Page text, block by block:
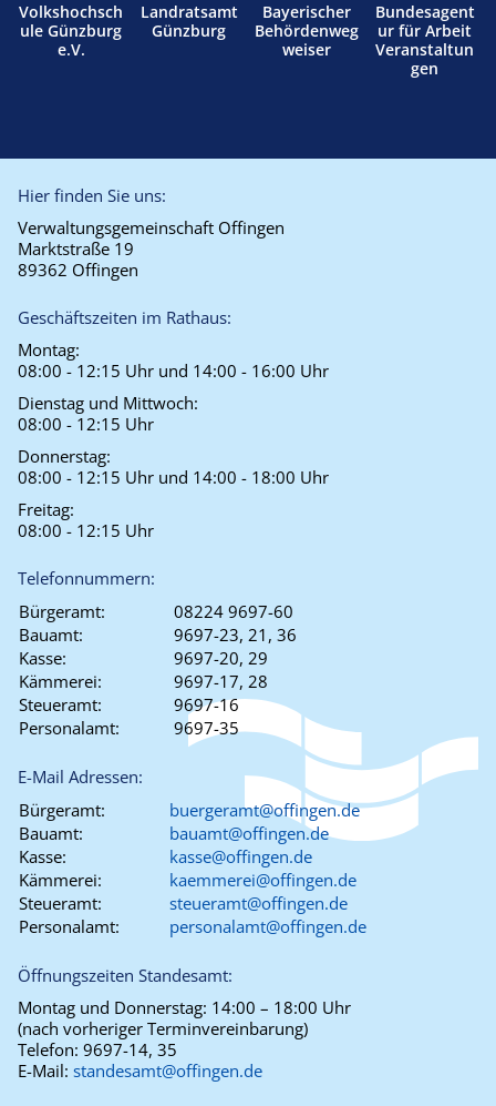
Volkshochsch
ule Günzburg
e.V.
Landratsamt
Günzburg
Bayerischer
Behördenweg
weiser
Bundesagent
ur für Arbeit
Veranstaltun
gen
Hier finden Sie uns:
Verwaltungsgemeinschaft Offingen
Marktstraße 19
89362 Offingen
Geschäftszeiten im Rathaus:
Montag:
08:00 - 12:15 Uhr und 14:00 - 16:00 Uhr
Dienstag und Mittwoch:
08:00 - 12:15 Uhr
Donnerstag:
08:00 - 12:15 Uhr und 14:00 - 18:00 Uhr
Freitag:
08:00 - 12:15 Uhr
Telefonnummern:
Bürgeramt:
08224 9697-60
Bauamt:
9697-23, 21, 36
Kasse:
9697-20, 29
Kämmerei:
9697-17, 28
Steueramt:
9697-16
Personalamt:
9697-35
E-Mail Adressen:
Bürgeramt:
buergeramt@offingen.de
Bauamt:
bauamt@offingen.de
Kasse:
kasse@offingen.de
Kämmerei:
kaemmerei@offingen.de
Steueramt:
steueramt@offingen.de
Personalamt:
personalamt@offingen.de
Öffnungszeiten Standesamt:
Montag und Donnerstag: 14:00 – 18:00 Uhr
(nach vorheriger Terminvereinbarung)
Telefon: 9697-14, 35
E-Mail: standesamt@offingen.de